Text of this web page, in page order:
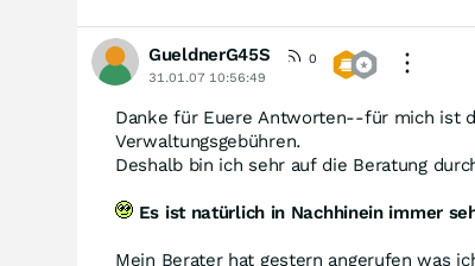
GueldnerG45S
0
31.01.07 10:56:49
Danke für Euere Antworten--für mich ist
Verwaltungsgebühren.
Deshalb bin ich sehr auf die Beratung
Es ist natürlich in Nachhinein immer
Mein Berater hat gestern angerufen was